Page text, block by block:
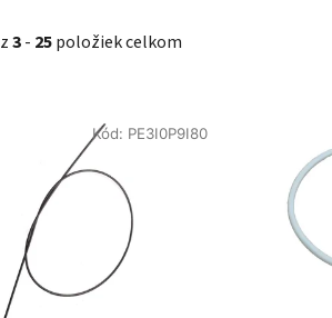
z3- 25položiek celkom
Kód: PE3I0P9I80